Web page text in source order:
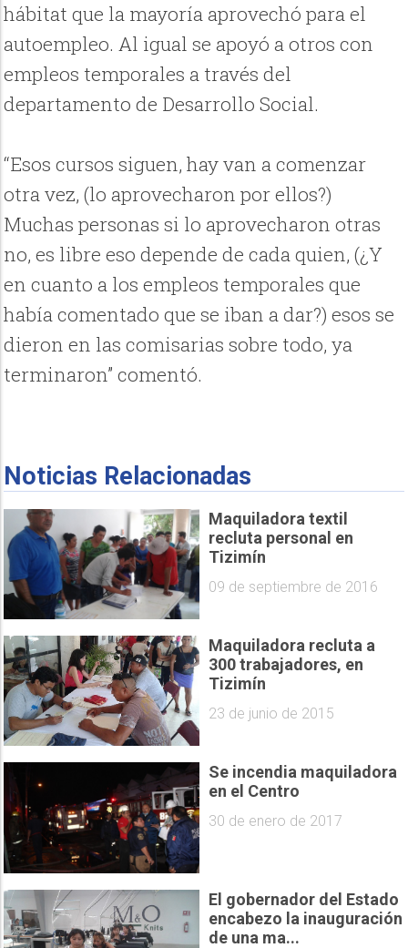
hábitat que la mayoría aprovechó para el
autoempleo. Al igual se apoyó a otros con
empleos temporales a través del
departamento de Desarrollo Social.
“Esos cursos siguen, hay van a comenzar
otra vez, (lo aprovecharon por ellos?)
Muchas personas si lo aprovecharon otras
no, es libre eso depende de cada quien, (¿Y
en cuanto a los empleos temporales que
había comentado que se iban a dar?) esos se
dieron en las comisarias sobre todo, ya
terminaron” comentó.
Noticias Relacionadas
Maquiladora textil
recluta personal en
Tizimín
09 de septiembre de 2016
Maquiladora recluta a
300 trabajadores, en
Tizimín
23 de junio de 2015
Se incendia maquiladora
en el Centro
30 de enero de 2017
El gobernador del Estado
encabezo la inauguración
de una ma...